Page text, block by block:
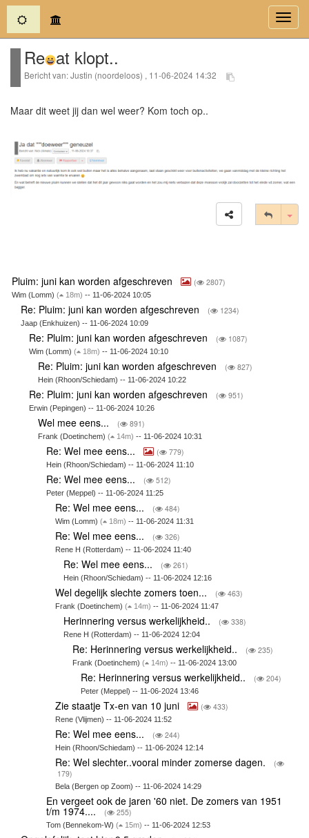
(current)
Re at klopt..
Bericht van: Justin (noordeloos) , 11-06-2024 14:32
Maar dit weet jij dan wel weer? Kom toch op..
Pluim: juni kan worden afgeschreven ( 2807)
Wim (Lomm) ( 18m) -- 11-06-2024 10:05
Re: Pluim: juni kan worden afgeschreven ( 1234)
Jaap (Enkhuizen) -- 11-06-2024 10:09
Re: Pluim: juni kan worden afgeschreven ( 1087)
Wim (Lomm)( 18m) -- 11-06-2024 10:10
Re: Pluim: juni kan worden afgeschreven ( 827)
Hein (Rhoon/Schiedam) -- 11-06-2024 10:22
Re: Pluim: juni kan worden afgeschreven ( 951)
Erwin (Pepingen) -- 11-06-2024 10:26
Wel mee eens... ( 891)
Frank (Doetinchem) ( 14m) -- 11-06-2024 10:31
Re: Wel mee eens... ( 779)
Hein (Rhoon/Schiedam) -- 11-06-2024 11:10
Re: Wel mee eens... ( 512)
Peter (Meppel) -- 11-06-2024 11:25
Re: Wel mee eens... ( 484)
Wim (Lomm) ( 18m) -- 11-06-2024 11:31
Re: Wel mee eens... ( 326)
Rene H (Rotterdam) -- 11-06-2024 11:40
Re: Wel mee eens... ( 261)
Hein (Rhoon/Schiedam) -- 11-06-2024 12:16
Wel degelijk slechte zomers toen... ( 463)
Frank (Doetinchem) ( 14m) -- 11-06-2024 11:47
Herinnering versus werkelijkheid.. ( 338)
Rene H (Rotterdam) -- 11-06-2024 12:04
Re: Herinnering versus werkelijkheid.. ( 235)
Frank (Doetinchem) ( 14m) -- 11-06-2024 13:00
Re: Herinnering versus werkelijkheid.. ( 204)
Peter (Meppel) -- 11-06-2024 13:46
Zie staatje Tx-en van 10 juni ( 433)
Rene (Vlijmen) -- 11-06-2024 11:52
Re: Wel mee eens... ( 244)
Hein (Rhoon/Schiedam) -- 11-06-2024 12:14
Re: Wel slechter..vooral minder zomerse dagen.
(
179)
Bela (Bergen op Zoom) -- 11-06-2024 14:29
En vergeet ook de jaren '60 niet. De zomers van 1951
t/m 1974.... ( 255)
Tom (Bennekom-W)( 15m) -- 11-06-2024 12:53